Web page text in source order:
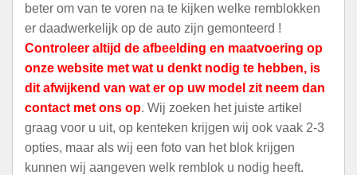
beter om van te voren na te kijken welke remblokken
er daadwerkelijk op de auto zijn gemonteerd !
Controleer altijd de afbeelding en maatvoering op
onze website met wat u denkt nodig te hebben, is
dit afwijkend van wat er op uw model zit neem dan
contact met ons op. Wij zoeken het juiste artikel
graag voor u uit, op kenteken krijgen wij ook vaak 2-3
opties, maar als wij een foto van het blok krijgen
kunnen wij aangeven welk remblok u nodig heeft.